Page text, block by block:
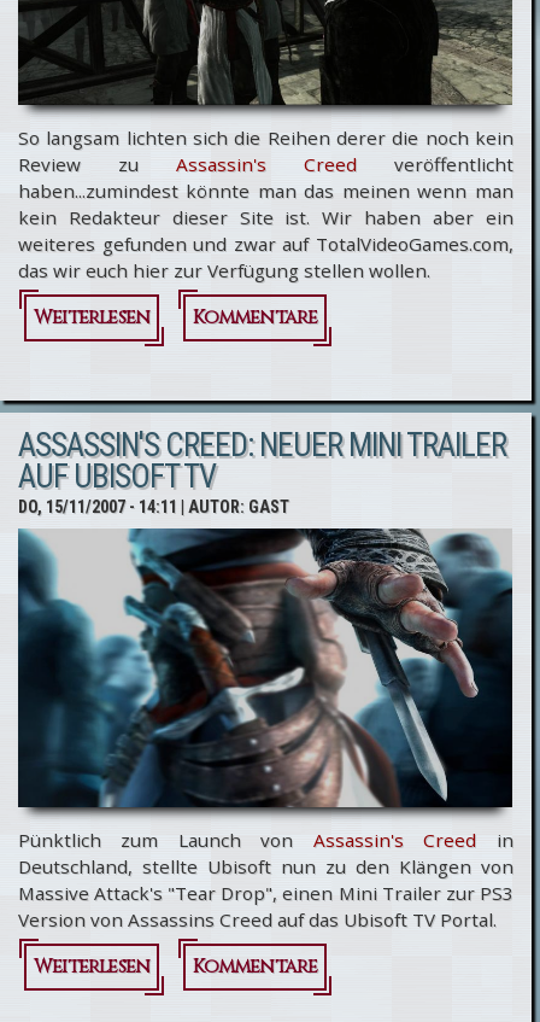
So langsam lichten sich die Reihen derer die noch kein
Review zu Assassin's Creedveröffentlicht
haben...zumindest könnte man das meinen wenn man
kein Redakteur dieser Site ist. Wir haben aber ein
weiteres gefunden und zwar auf TotalVideoGames.com,
das wir euch hier zur Verfügung stellen wollen.
Weiterlesen
über
Creed:
Reviews
und
kein
Ende
Kommentare
ASSASSIN'S CREED: NEUER MINI TRAILER
AUF UBISOFT TV
DO, 15/11/2007 - 14:11 | AUTOR: GAST
Pünktlich zum Launch von Assassin's Creed in
Deutschland, stellte Ubisoft nun zu den Klängen von
Massive Attack's "Tear Drop", einen Mini Trailer zur PS3
Version von Assassins Creed auf das Ubisoft TV Portal.
Weiterlesen
über
Kommentare